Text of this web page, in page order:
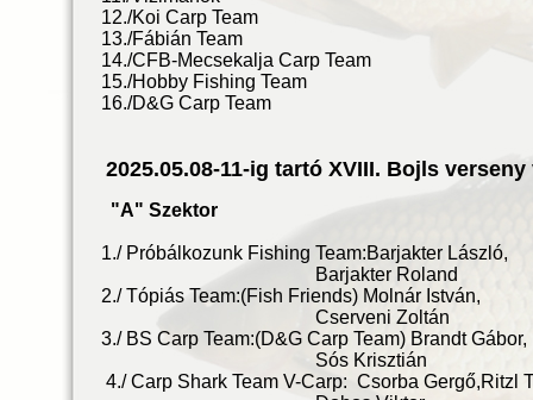
12./Koi Carp Team
13./Fábián Team
14./CFB-Mecsekalja Carp Team
15./Hobby Fishing Team
16./D&G Carp Team
2025.05.08-11-ig tartó XVIII. Bojls
"A" Szektor
1./ Próbálkozunk Fishing
Barjakter Roland
2./ Tópiás Team:(Fish Friends)
Cserveni Zoltán
3./ BS Carp Team:(D&G Carp Team)
Sós Krisztián
4./ Carp Shark Team V-Carp: Csorba